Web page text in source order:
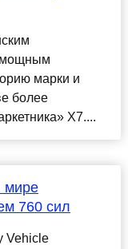
мощным
марки и
более
X7....
мире
760 сил
Vehicle